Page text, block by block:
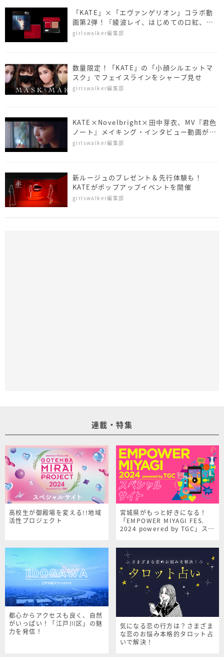
「KATE」×「エヴァンゲリオン」コラボ動
画第2弾！『綾波レイ、はじめての口紅、そ
の後』
girlswalker編集部
数量限定！「KATE」の「小顔シルエットマ
スク」でフェイスラインをシャープ見せ
girlswalker編集部
KATE×Novelbright×田中芽衣、MV『君色
ノート』メイキング・インタビュー動画が解
禁
girlswalker編集部
新ルージュのプレゼント＆先行体験も！
KATEがポップアップイベントを開催
girlswalker編集部
連載・特集
高校生が御殿場を変える!!地域
活性プロジェクト
宮城県がもっと好きになる！
「EMPOWER MIYAGI FES.
2024 powered by TGC」スペ
都心からアクセスも良く、自然
がいっぱい！「江戸川区」の魅
力を発信！
気になる恋の行方は？さまざま
な恋のお悩み本格的タロット占
いで解決！